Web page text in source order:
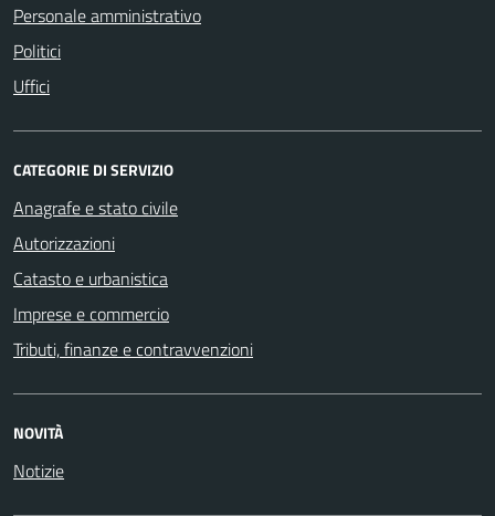
Personale amministrativo
Politici
Uffici
CATEGORIE DI SERVIZIO
Anagrafe e stato civile
Autorizzazioni
Catasto e urbanistica
Imprese e commercio
Tributi, finanze e contravvenzioni
NOVITÀ
Notizie